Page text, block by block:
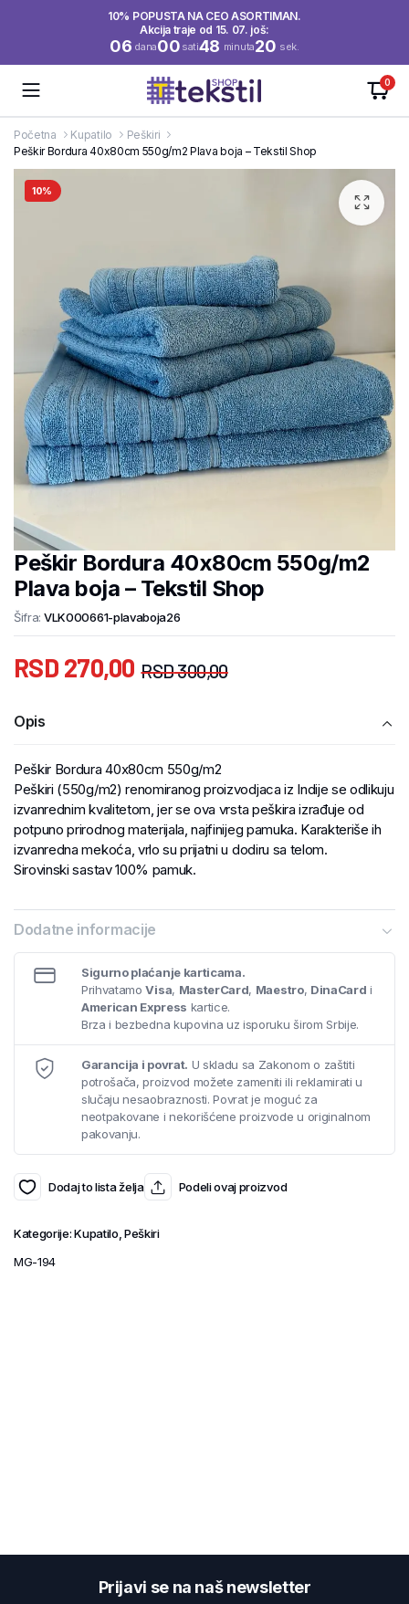
10% POPUSTA NA CEO ASORTIMAN.
Akcija traje od 15. 07. još:
06 dana00 sati48 minuta20 sek.
0
Početna Kupatilo
Peškiri
Peškir Bordura 40x80cm 550g/m2 Plava boja – Tekstil Shop
10%
Peškir Bordura 40x80cm 550g/m2
Plava boja – Tekstil Shop
Šifra: VLK000661-plavaboja26
RSD300,00
RSD 270,00
Opis
Peškir Bordura 40x80cm 550g/m2
Peškiri (550g/m2) renomiranog proizvodjaca iz Indije se odlikuju
izvanrednim kvalitetom, jer se ova vrsta peškira izrađuje od
potpuno prirodnog materijala, najfinijeg pamuka. Karakteriše ih
izvanredna mekoća, vrlo su prijatni u dodiru sa telom.
Sirovinski sastav 100% pamuk.
Dodatne informacije
Sigurno plaćanje karticama.
PrihvatamoVisa, MasterCard, Maestro, DinaCard i
American Express kartice.
Brza i bezbedna kupovina uz isporuku širom Srbije.
Garancija i povrat. U skladu sa Zakonom o zaštiti
potrošača, proizvod možete zameniti ili reklamirati u
slučaju nesaobraznosti. Povrat je moguć za
neotpakovane i nekorišćene proizvode u originalnom
pakovanju.
Dodaj to lista želja Podeli ovaj proizvod
Kategorije:Kupatilo Peškiri
MG-194
Prijavi se na naš newsletter